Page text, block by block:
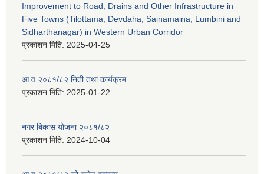
Improvement to Road, Drains and Other Infrastructure in
Five Towns (Tilottama, Devdaha, Sainamaina, Lumbini and
Sidharthanagar) in Western Urban Corridor
प्रकाशन मिति: 2025-04-25
आ.व २०८१/८२ निती तथा कार्यक्रम
प्रकाशन मिति: 2025-01-22
नगर बिकास योजना २०८१/८२
प्रकाशन मिति: 2024-10-04